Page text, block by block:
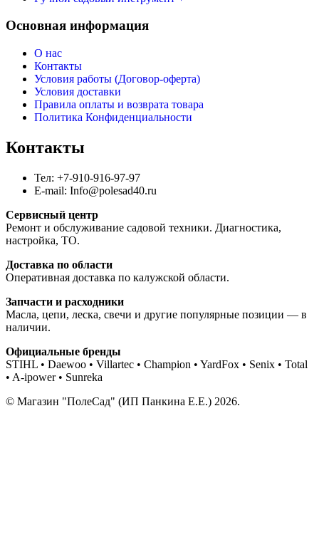
Основная информация
О нас
Контакты
Условия работы (Договор-оферта)
Условия доставки
Правила оплаты и возврата товара
Политика Конфиденциальности
Контакты
Тел: +7-910-916-97-97
E-mail: Info@polesad40.ru
Сервисный центр
Ремонт и обслуживание садовой техники. Диагностика,
настройка, ТО.
Доставка по области
Оперативная доставка по калужской области.
Запчасти и расходники
Масла, цепи, леска, свечи и другие популярные позиции — в
наличии.
Официальные бренды
STIHL • Daewoo • Villartec • Champion • YardFox • Senix • Total
• A-ipower • Sunreka
© Магазин "ПолеСад" (ИП Панкина Е.Е.) 2026.